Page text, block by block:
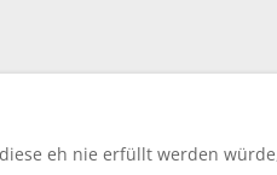
eh nie erfüllt werden